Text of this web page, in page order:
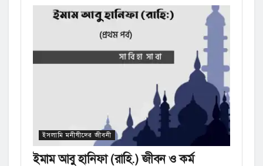
ইসলামি মনীষীদের জীবনী
ইমাম আবু হানিফা (রাহি.) জীবন ও কর্ম